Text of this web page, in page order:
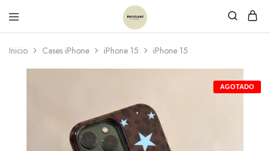
Inicio Cases iPhone iPhone 15 iPhone 15
AGOTADO